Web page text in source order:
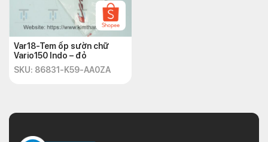
Var18-Tem ốp sườn chữ
Vario150 Indo – đỏ
SKU: 86831-K59-AA0ZA